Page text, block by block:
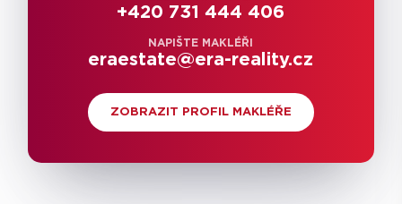
+420 731 444 406
NAPIŠTE MAKLÉŘI
eraestate@era-reality.cz
ZOBRAZIT PROFIL MAKLÉŘE